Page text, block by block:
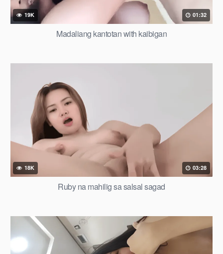
19K 01:32
Madaliang kantotan with kaibigan
18K 03:28
Ruby na mahilig sa salsal sagad